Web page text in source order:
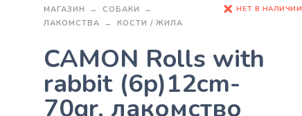
МАГАЗИН
СОБАКИ
ЛАКОМСТВА
КОСТИ / ЖИЛА
НЕТ В НАЛИЧИИ
CAMON Rolls with
rabbit (6p)12cm-
70gr, лакомство